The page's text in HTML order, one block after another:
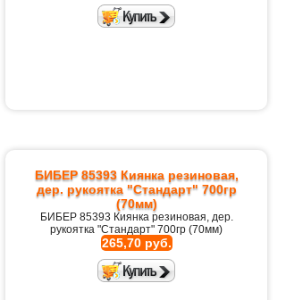
БИБЕР 85393 Киянка резиновая,
дер. рукоятка "Стандарт" 700гр
(70мм)
БИБЕР 85393 Киянка резиновая, дер.
рукоятка "Стандарт" 700гр (70мм)
265,70 руб.